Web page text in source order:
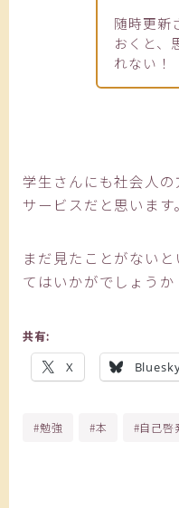
随時更新
おくと、
れない！
学生さんにも社会人
サービスだと思います。
まだ見たことがない
てはいかがでしょうか
共有:
X
#勉強 #本 #自己啓